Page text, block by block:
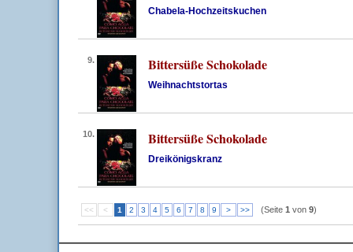
Chabela-Hochzeitskuchen
9. Bittersüße Schokolade
Weihnachtstortas
10. Bittersüße Schokolade
Dreikönigskranz
<< < 1 2 3 4 5 6 7 8 9 > >> (Seite 1 von 9)